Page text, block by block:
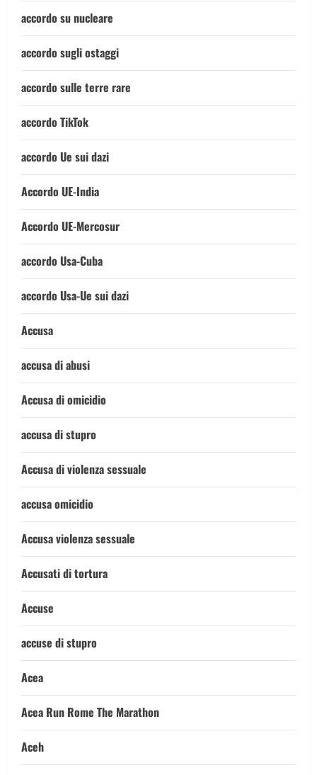
accordo su nucleare
accordo sugli ostaggi
accordo sulle terre rare
accordo TikTok
accordo Ue sui dazi
Accordo UE-India
Accordo UE-Mercosur
accordo Usa-Cuba
accordo Usa-Ue sui dazi
Accusa
accusa di abusi
Accusa di omicidio
accusa di stupro
Accusa di violenza sessuale
accusa omicidio
Accusa violenza sessuale
Accusati di tortura
Accuse
accuse di stupro
Acea
Acea Run Rome The Marathon
Aceh